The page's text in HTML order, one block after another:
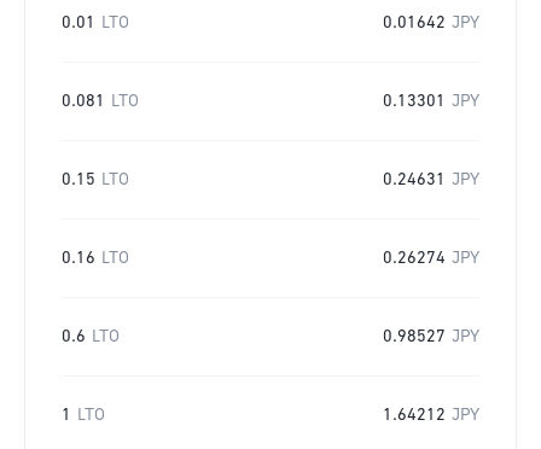
0.01 LTO 0.01642 JPY
0.081 LTO 0.13301 JPY
0.15 LTO 0.24631 JPY
0.16 LTO 0.26274 JPY
0.6 LTO 0.98527 JPY
1 LTO 1.64212 JPY